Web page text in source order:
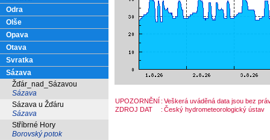
Odra
Olše
Opava
Otava
Svratka
Sázava
Žďár_nad_Sázavou
Sázava
Sázava u Žďáru
Sázava
Stříbrné Hory
Borovský potok
UPOZORNĚNÍ : Veškerá uváděná data jsou bez
ZDROJ DAT
: Český hydrometeorologický ústav